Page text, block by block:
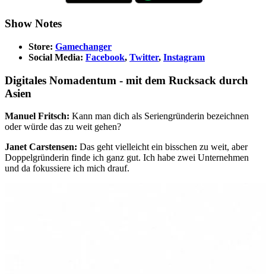
Show Notes
Store: Gamechanger
Social Media: Facebook, Twitter, Instagram
Digitales Nomadentum - mit dem Rucksack durch
Asien
Manuel Fritsch: Kann man dich als Seriengründerin bezeichnen
oder würde das zu weit gehen?
Janet Carstensen: Das geht vielleicht ein bisschen zu weit, aber
Doppelgründerin finde ich ganz gut. Ich habe zwei Unternehmen
und da fokussiere ich mich drauf.